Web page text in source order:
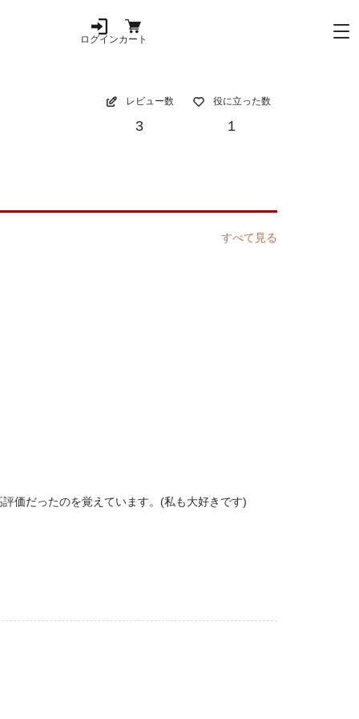
ログインカート
レビュー数
3
役に立った数
1
すべて見る
価だったのを覚えています。(私も大好きです)